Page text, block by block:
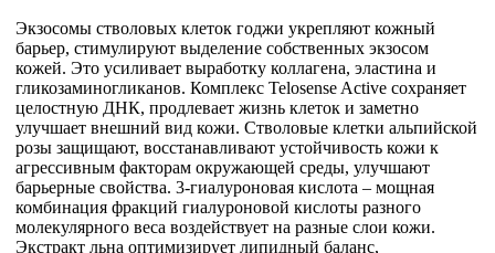
Экзосомы стволовых клеток годжи укрепляют кожный
барьер, стимулируют выделение собственных экзосом
кожей. Это усиливает выработку коллагена, эластина и
гликозаминогликанов. Комплекс Telosense Active сохраняет
целостную ДНК, продлевает жизнь клеток и заметно
улучшает внешний вид кожи. Стволовые клетки альпийской
розы защищают, восстанавливают устойчивость кожи к
агрессивным факторам окружающей среды, улучшают
барьерные свойства. 3-гиалуроновая кислота – мощная
комбинация фракций гиалуроновой кислоты разного
молекулярного веса воздействует на разные слои кожи.
Экстракт льна оптимизирует липидный баланс,